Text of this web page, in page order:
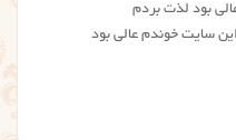
بود لذت بردم
سایت خوندم عالی بود